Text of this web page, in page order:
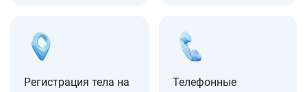
Регистрация тела на
Телефонные